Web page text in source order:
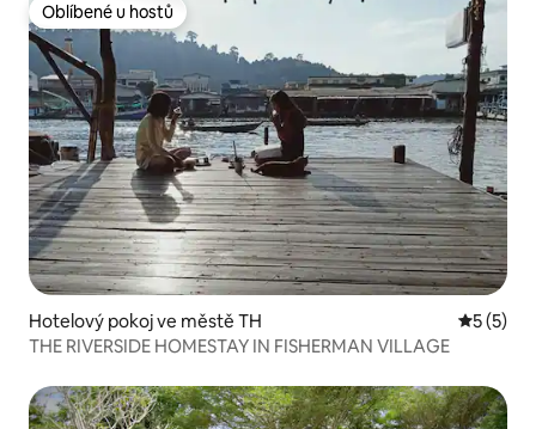
Oblíbené u hostů
Oblíbené u hostů
Hotelový pokoj ve městě TH
5 (5)
THE RIVERSIDE HOMESTAY IN FISHERMAN VILLAGE